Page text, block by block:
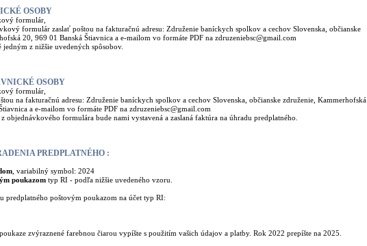
OSOBY
formulár,
formulár zaslať poštou na fakturačnú adresu: Združenie baníckych spolkov a cechov Slovenska, občianske
20, 969 01 Banská Štiavnica a e-mailom vo formáte PDF na zdruzeniebsc@gmail.com
z nižšie uvedených spôsobov.
OSOBY
formulár,
na fakturačnú adresu: Združenie baníckych spolkov a cechov Slovenska, občianske združenie, Kammerhofská
a e-mailom vo formáte PDF na zdruzeniebsc@gmail.com
objednávkového formulára bude nami vystavená a zaslaná faktúra na úhradu predplatného.
PREDPLATNÉHO :
, variabilný symbol: 2024
poukazom typ RI - podľa nižšie uvedeného vzoru.
poštovým poukazom na účet typ RI:
zvýraznené farebnou čiarou vypíšte s použitím vašich údajov a platby. Rok 2022 prepíšte na 2025.